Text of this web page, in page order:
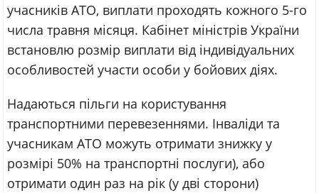
учасників АТО, виплати проходять кожного 5-го
числа травня місяця. Кабінет міністрів України
встановлю розмір виплати від індивідуальних
особливостей участи особи у бойових діях.
Надаються пільги на користування
транспортними перевезеннями. Інваліди та
учасникам АТО можуть отримати знижку у
розмірі 50% на транспортні послуги), або
отримати один раз на рік (у дві сторони)